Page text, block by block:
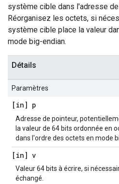
système cible dans l'adresse
Réorganisez les octets, si
système cible place la valeur
mode big-endian.
Détails
Paramètres
[in] p
Adresse de pointeur,
la valeur de 64 bits ordonnée en
dans l'ordre des octets en mode
[in] v
Valeur 64 bits à écrire, si
échangé.